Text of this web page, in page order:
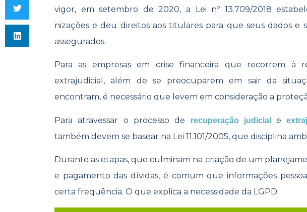
vigor, em setembro de 2020, a Lei nº 13.709/2018
nizações e deu direitos aos titulares para que seus dados e
assegurados.
Para as empresas em crise financeira que recorrem à
extrajudicial, além de se preocuparem em sair da
encontram, é necessário que levem em consideração a
Para atravessar o processo de recuperação judicial e
também devem se basear na Lei 11.101/2005, que disciplina
Durante as etapas, que culminam na criação de um
e pagamento das dívidas, é comum que informações
certa frequência. O que explica a necessidade da LGPD.